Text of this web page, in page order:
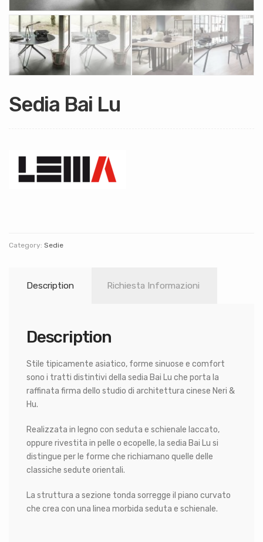
Sedia Bai Lu
Category: Sedie
Description Richiesta Informazioni
Description
Stile tipicamente asiatico, forme sinuose e comfort
sono i tratti distintivi della sedia Bai Lu che porta la
raffinata firma dello studio di architettura cinese Neri &
Hu.
Realizzata in legno con seduta e schienale laccato,
oppure rivestita in pelle o ecopelle, la sedia Bai Lu si
distingue per le forme che richiamano quelle delle
classiche sedute orientali.
La struttura a sezione tonda sorregge il piano curvato
che crea con una linea morbida seduta e schienale.